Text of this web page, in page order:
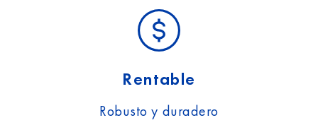
Rentable
Robusto y duradero